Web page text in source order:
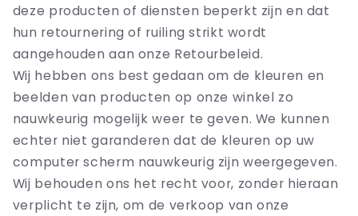
deze producten of diensten beperkt zijn en dat
hun retournering of ruiling strikt wordt
aangehouden aan onze Retourbeleid.
Wij hebben ons best gedaan om de kleuren en
beelden van producten op onze winkel zo
nauwkeurig mogelijk weer te geven. We kunnen
echter niet garanderen dat de kleuren op uw
computer scherm nauwkeurig zijn weergegeven.
Wij behouden ons het recht voor, zonder hieraan
verplicht te zijn, om de verkoop van onze